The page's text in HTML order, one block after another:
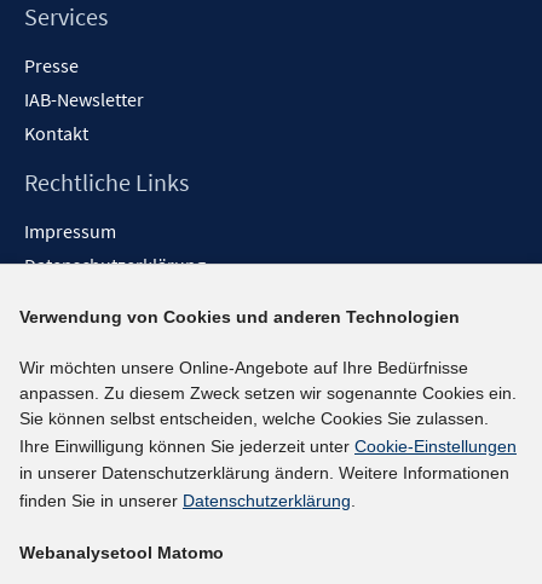
Services
Presse
IAB-Newsletter
Kontakt
Rechtliche Links
Impressum
Datenschutzerklärung
Barrieren melden
Social-Media-Kanäle
BlueSky
YouTube
LinkedIn
kununu
Verwendung von Cookies und anderen Technologien
Wir möchten unsere Online-Angebote auf Ihre Bedürfnisse
anpassen. Zu diesem Zweck setzen wir sogenannte Cookies ein.
Sie können selbst entscheiden, welche Cookies Sie zulassen.
Ihre Einwilligung können Sie jederzeit unter Cookie-Einstellungen
in unserer Datenschutzerklärung ändern. Weitere Informationen
finden Sie in unserer Datenschutzerklärung.
Webanalysetool Matomo